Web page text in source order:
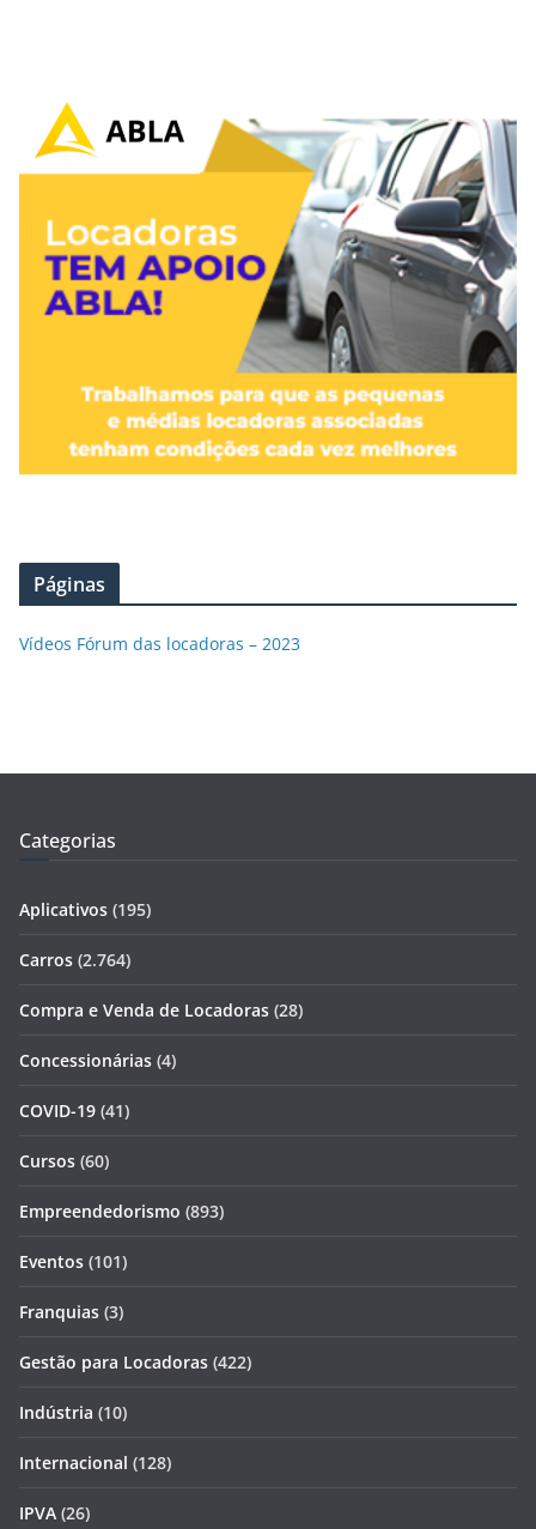
Páginas
Vídeos Fórum das locadoras – 2023
Categorias
Aplicativos (195)
Carros (2.764)
Compra e Venda de Locadoras (28)
Concessionárias (4)
COVID-19 (41)
Cursos (60)
Empreendedorismo (893)
Eventos (101)
Franquias (3)
Gestão para Locadoras (422)
Indústria (10)
Internacional (128)
IPVA (26)